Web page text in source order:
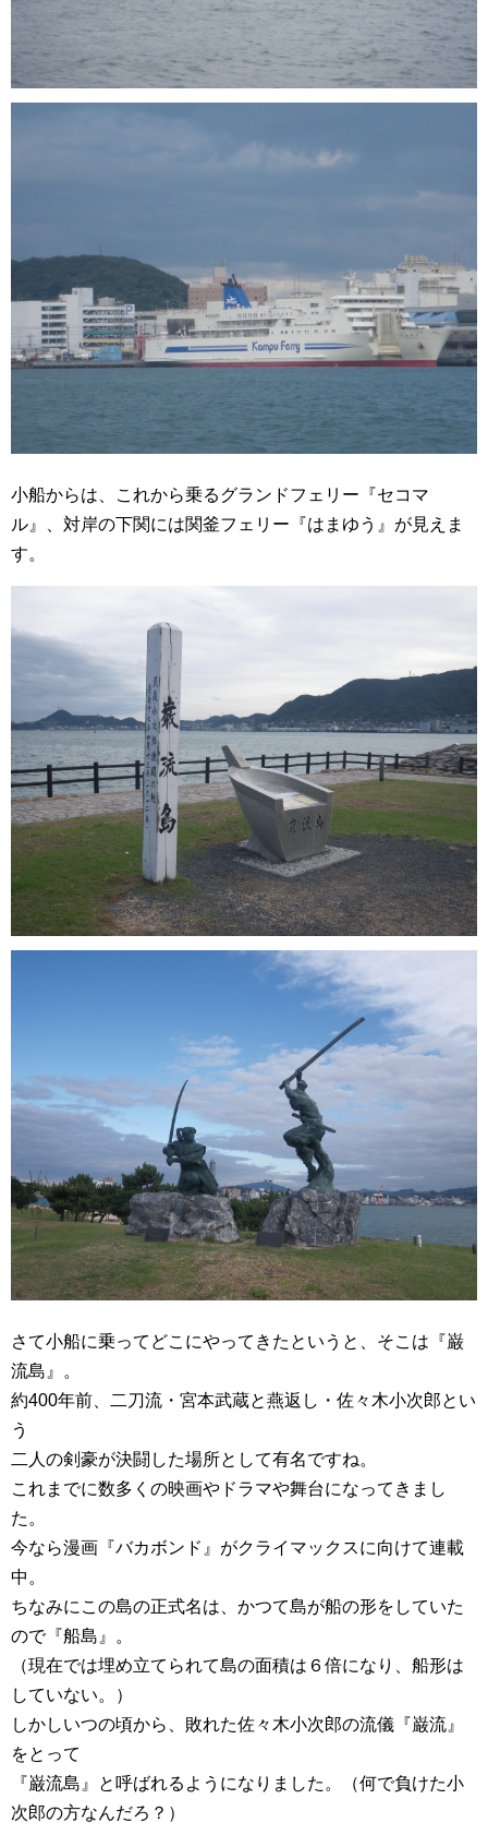
小船からは、これから乗るグランドフェリー『セコマ
ル』、対岸の下関には関釜フェリー『はまゆう』が見えま
す。
さて小船に乗ってどこにやってきたというと、そこは『巌
流島』。
約400年前、二刀流・宮本武蔵と燕返し・佐々木小次郎とい
う
二人の剣豪が決闘した場所として有名ですね。
これまでに数多くの映画やドラマや舞台になってきまし
た。
今なら漫画『バカボンド』がクライマックスに向けて連載
中。
ちなみにこの島の正式名は、かつて島が船の形をしていた
ので『船島』。
（現在では埋め立てられて島の面積は６倍になり、船形は
していない。）
しかしいつの頃から、敗れた佐々木小次郎の流儀『巌流』
をとって
『巌流島』と呼ばれるようになりました。（何で負けた小
次郎の方なんだろ？）